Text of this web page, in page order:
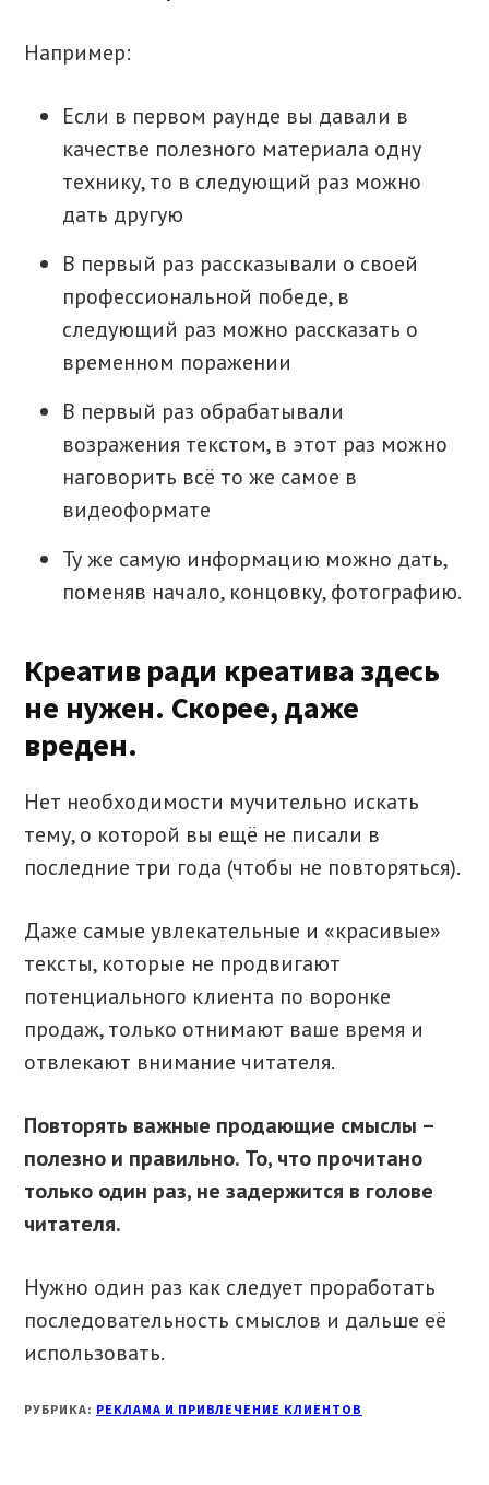
Например:
Если в первом раунде вы давали в
качестве полезного материала одну
технику, то в следующий раз можно
дать другую
В первый раз рассказывали о своей
профессиональной победе, в
следующий раз можно рассказать о
временном поражении
В первый раз обрабатывали
возражения текстом, в этот раз можно
наговорить всё то же самое в
видеоформате
Ту же самую информацию можно дать,
поменяв начало, концовку, фотографию.
Креатив ради креатива здесь
не нужен. Скорее, даже
вреден.
Нет необходимости мучительно искать
тему, о которой вы ещё не писали в
последние три года (чтобы не повторяться).
Даже самые увлекательные и «красивые»
тексты, которые не продвигают
потенциального клиента по воронке
продаж, только отнимают ваше время и
отвлекают внимание читателя.
Повторять важные продающие смыслы –
полезно и правильно. То, что прочитано
только один раз, не задержится в голове
читателя.
Нужно один раз как следует проработать
последовательность смыслов и дальше её
использовать.
РУБРИКА: РЕКЛАМА И ПРИВЛЕЧЕНИЕ КЛИЕНТОВ